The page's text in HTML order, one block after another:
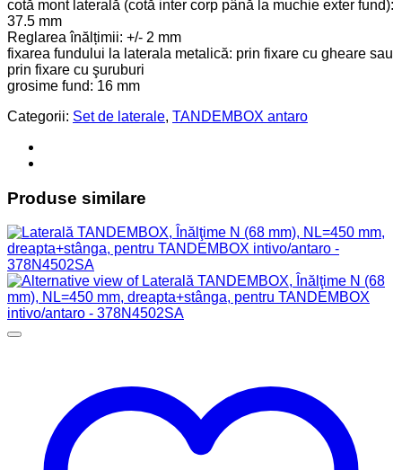
cotă mont laterală (cotă inter corp până la muchie exter fund):
37.5 mm
Reglarea înălțimii: +/- 2 mm
fixarea fundului la laterala metalică: prin fixare cu gheare sau
prin fixare cu şuruburi
grosime fund: 16 mm
Categorii: Set de laterale, TANDEMBOX antaro
Produse similare